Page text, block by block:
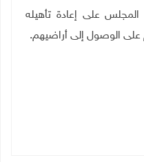
على إعادة تأهيله
على الوصول إلى أراضيهم.